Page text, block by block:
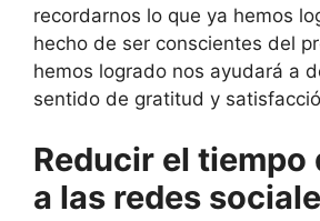
recordarnos lo que ya hemos
hecho de ser conscientes del
hemos logrado nos ayudará a
sentido de gratitud y
Reducir el tiempo
a las redes